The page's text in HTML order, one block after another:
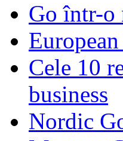
Go într-o
Cele 10
business
Nordic